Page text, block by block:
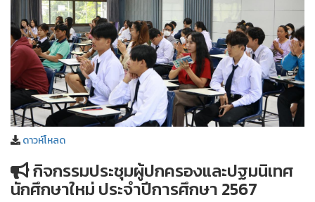
ดาวห์โหลด
กิจกรรมประชุมผู้ปกครองและปฐมนิเทศ
นักศึกษาใหม่ ประจำปีการศึกษา 2567